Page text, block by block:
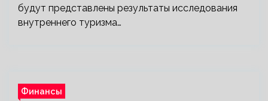
будут представлены результаты исследования
внутреннего туризма…
Финансы